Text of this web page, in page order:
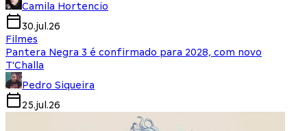
Camila Hortencio
30.jul.26
Filmes
Pantera Negra 3 é confirmado para 2028, com novo
T'Challa
Pedro Siqueira
25.jul.26